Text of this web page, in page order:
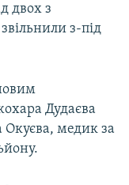
двох з
з-під
Дудаєва
Окуєва, медик за